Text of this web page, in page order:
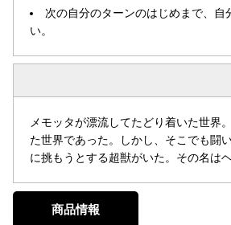
次の自分のターンのはじめまで、
い。
メモッタが漂流してたどり着いた世界
た世界であった。しかし、そこでも闘
に挑もうとする超獣がいた。その名は
商品情報